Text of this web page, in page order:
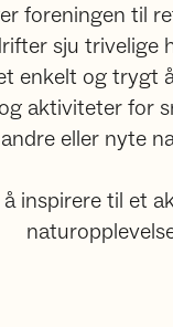
foreningen til
sju
enkelt og trygt
aktiviteter for
andre eller nyte
inspirere til et